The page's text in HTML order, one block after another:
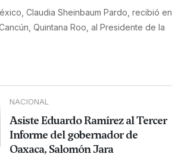
Claudia Sheinbaum Pardo, recibió en
Quintana Roo, al Presidente de la
NACIONAL
Asiste Eduardo Ramírez al Tercer
Informe del gobernador de
Oaxaca, Salomón Jara